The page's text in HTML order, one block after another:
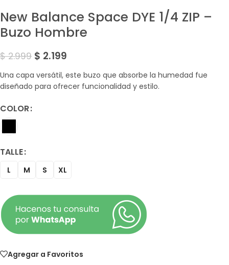
New Balance Space DYE 1/4 ZIP –
Buzo Hombre
$2.999 $ 2.199
Una capa versátil, este buzo que absorbe la humedad fue
diseñado para ofrecer funcionalidad y estilo.
COLOR
TALLE
L M S XL
Agregar a Favoritos